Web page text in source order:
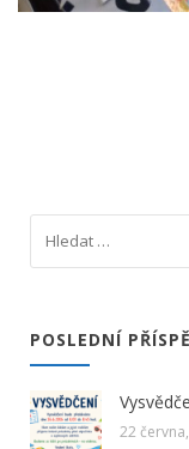
POSLEDNÍ
22